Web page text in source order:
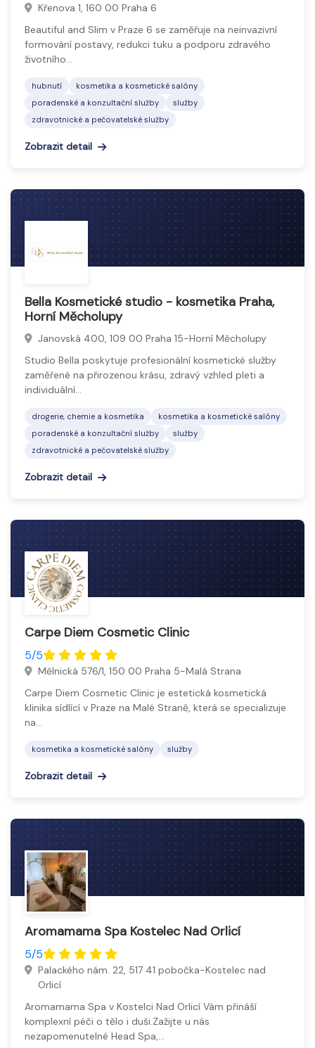
Křenova 1, 160 00 Praha 6
Beautiful and Slim v Praze 6 se zaměřuje na neinvazivní
formování postavy, redukci tuku a podporu zdravého
životního…
hubnutí
kosmetika a kosmetické salóny
poradenské a konzultační služby
služby
zdravotnické a pečovatelské služby
Zobrazit detail
Bella Kosmetické studio - kosmetika Praha,
Horní Měcholupy
Janovská 400, 109 00 Praha 15-Horní Měcholupy
Studio Bella poskytuje profesionální kosmetické služby
zaměřené na přirozenou krásu, zdravý vzhled pleti a
individuální…
drogerie, chemie a kosmetika
kosmetika a kosmetické salóny
poradenské a konzultační služby
služby
zdravotnické a pečovatelské služby
Zobrazit detail
Carpe Diem Cosmetic Clinic
5/5
Mělnická 576/1, 150 00 Praha 5-Malá Strana
Carpe Diem Cosmetic Clinic je estetická kosmetická
klinika sídlící v Praze na Malé Straně, která se specializuje
na…
kosmetika a kosmetické salóny služby
Zobrazit detail
Aromamama Spa Kostelec Nad Orlicí
5/5
Palackého nám. 22, 517 41 pobočka-Kostelec nad
Orlicí
Aromamama Spa v Kostelci Nad Orlicí Vám přináší
komplexní péči o tělo i duši.Zažijte u nás
nezapomenutelné Head Spa,…